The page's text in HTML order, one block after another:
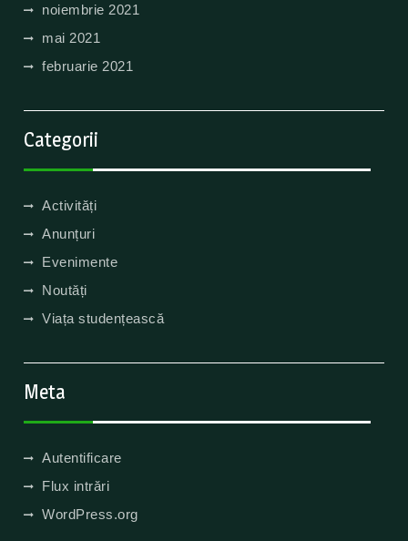
noiembrie 2021
mai 2021
februarie 2021
Categorii
Activități
Anunțuri
Evenimente
Noutăți
Viața studențească
Meta
Autentificare
Flux intrări
WordPress.org